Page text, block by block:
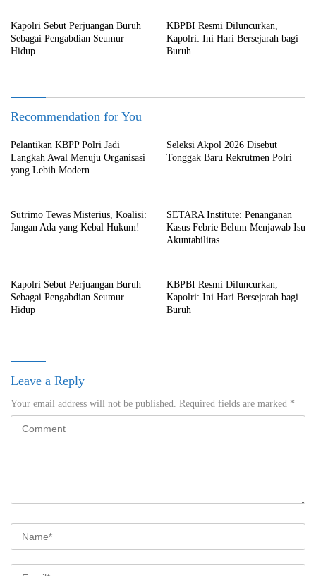
Kapolri Sebut Perjuangan Buruh
Sebagai Pengabdian Seumur
Hidup
KBPBI Resmi Diluncurkan,
Kapolri: Ini Hari Bersejarah bagi
Buruh
Recommendation for You
Pelantikan KBPP Polri Jadi
Langkah Awal Menuju Organisasi
yang Lebih Modern
Seleksi Akpol 2026 Disebut
Tonggak Baru Rekrutmen Polri
Sutrimo Tewas Misterius, Koalisi:
Jangan Ada yang Kebal Hukum!
SETARA Institute: Penanganan
Kasus Febrie Belum Menjawab Isu
Akuntabilitas
Kapolri Sebut Perjuangan Buruh
Sebagai Pengabdian Seumur
Hidup
KBPBI Resmi Diluncurkan,
Kapolri: Ini Hari Bersejarah bagi
Buruh
Leave a Reply
Your email address will not be published. Required fields are marked *